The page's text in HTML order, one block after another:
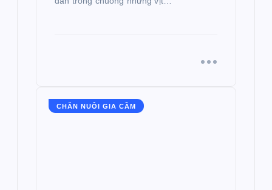
CHĂN NUÔI GIA CẦM